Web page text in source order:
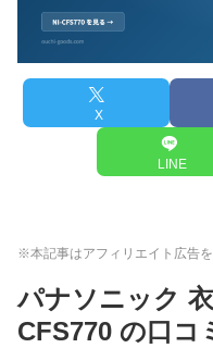
X
LINE
※本記事はアフィリエイト広告を
パナソニック
CFS770 の口コ